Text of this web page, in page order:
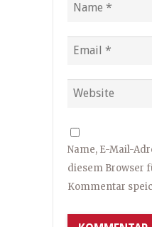
Name, E-Mail-
diesem Browser
Kommentar